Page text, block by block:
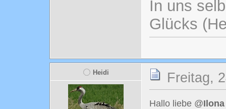
In uns
Glücks
Heidi Freitag,
Hallo liebe @